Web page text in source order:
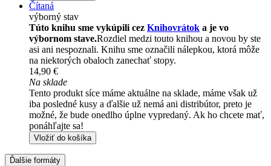
Čítaná
výborný stav
Túto knihu sme vykúpili cez Knihovrátok a je vo
výbornom stave.Rozdiel medzi touto knihou a novou by ste
asi ani nespoznali. Knihu sme označili nálepkou, ktorá môže
na niektorých obaloch zanechať stopy.
14,90 €
Na sklade
Tento produkt síce máme aktuálne na sklade, máme však už
iba posledné kusy a ďalšie už nemá ani distribútor, preto je
možné, že bude onedlho úplne vypredaný. Ak ho chcete mať,
ponáhľajte sa!
Vložiť do košíka
Ďalšie formáty